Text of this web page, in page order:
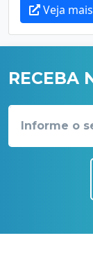
Veja mais
RECEBA